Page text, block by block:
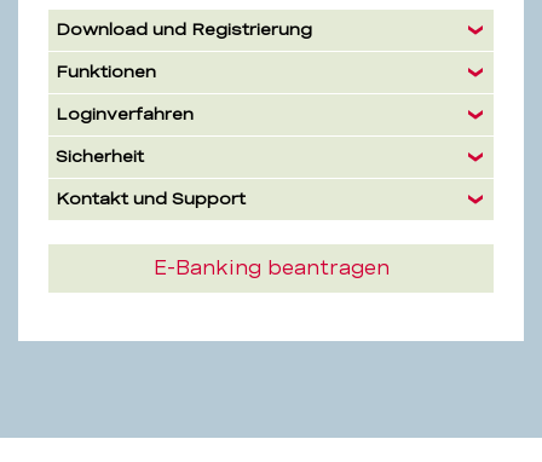
Download und Registrierung
Funktionen
Loginverfahren
Sicherheit
Kontakt und Support
E-Banking beantragen